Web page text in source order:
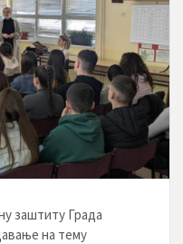
заштиту Града
на тему